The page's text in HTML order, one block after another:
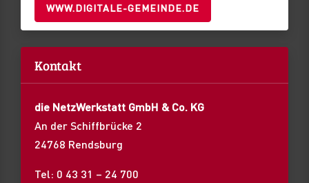
WWW.DIGITALE-GEMEINDE.DE
Kontakt
die NetzWerkstatt GmbH & Co. KG
An der Schiffbrücke 2
24768 Rendsburg
Tel: 0 43 31 – 24 700